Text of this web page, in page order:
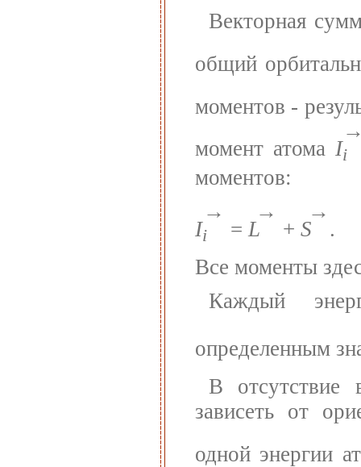
Векторная
общий
моментов -
момент атома Ii
моментов:
Ii
→
= L
→
+ S
→
.
Все моменты
Каждый
определенным
В отсутствие
зависеть от
одной энергии